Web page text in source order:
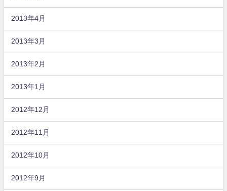
2013年4月
2013年3月
2013年2月
2013年1月
2012年12月
2012年11月
2012年10月
2012年9月